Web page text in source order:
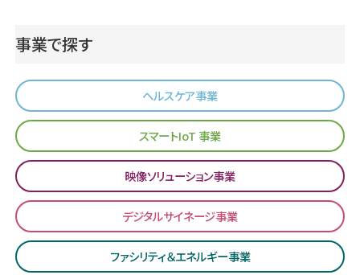
事業で探す
ヘルスケア事業
スマートIoT 事業
映像ソリューション事業
デジタルサイネージ事業
ファシリティ＆エネルギー事業